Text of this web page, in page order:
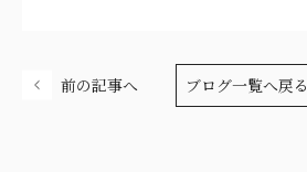
前の記事へ ブログ一覧へ戻る